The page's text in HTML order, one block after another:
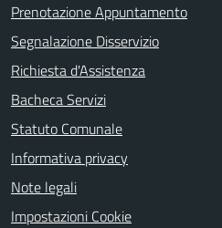
Prenotazione Appuntamento
Segnalazione Disservizio
Richiesta d'Assistenza
Bacheca Servizi
Statuto Comunale
Informativa privacy
Note legali
Impostazioni Cookie